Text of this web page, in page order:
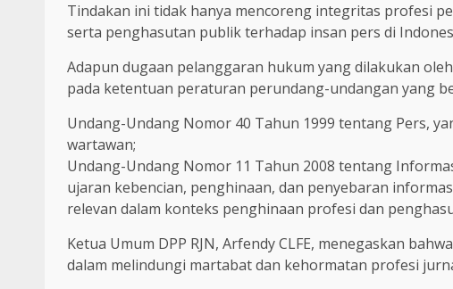
Tindakan ini tidak hanya mencoreng integritas profesi
serta penghasutan publik terhadap insan pers di
Adapun dugaan pelanggaran hukum yang dilakukan
pada ketentuan peraturan perundang-undangan yang
Undang-Undang Nomor 40 Tahun 1999 tentang Pers,
wartawan;
Undang-Undang Nomor 11 Tahun 2008 tentang
ujaran kebencian, penghinaan, dan penyebaran
relevan dalam konteks penghinaan profesi dan
Ketua Umum DPP RJN, Arfendy CLFE, menegaskan
dalam melindungi martabat dan kehormatan profesi